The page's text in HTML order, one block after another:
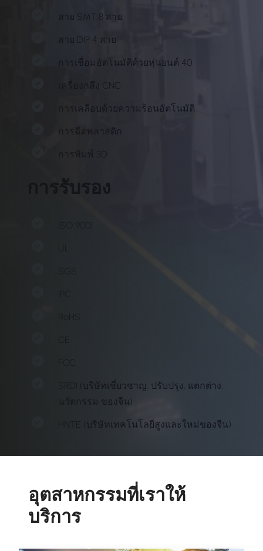
สาย SMT 8 สาย
สาย DIP 4 สาย
การเชื่อมอัตโนมัติด้วยหุ่นยนต์ 40
เครื่องกลึง CNC
การเคลือบด้วยความร้อนอัตโนมัติ
การฉีดพลาสติก
การพิมพ์ 3D
การรับรอง
SRDI (บริษัทเชี่ยวชาญ, ปรับปรุง, แตกต่าง,
นวัตกรรม ของจีน)
HNTE (บริษัทเทคโนโลยีสูงและใหม่ของจีน)
อุตสาหกรรมที่เราให้
บริการ